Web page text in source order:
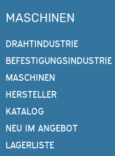
MASCHINEN
DRAHTINDUSTRIE
BEFESTIGUNGSINDUSTRIE
MASCHINEN
HERSTELLER
KATALOG
NEU IM ANGEBOT
LAGERLISTE